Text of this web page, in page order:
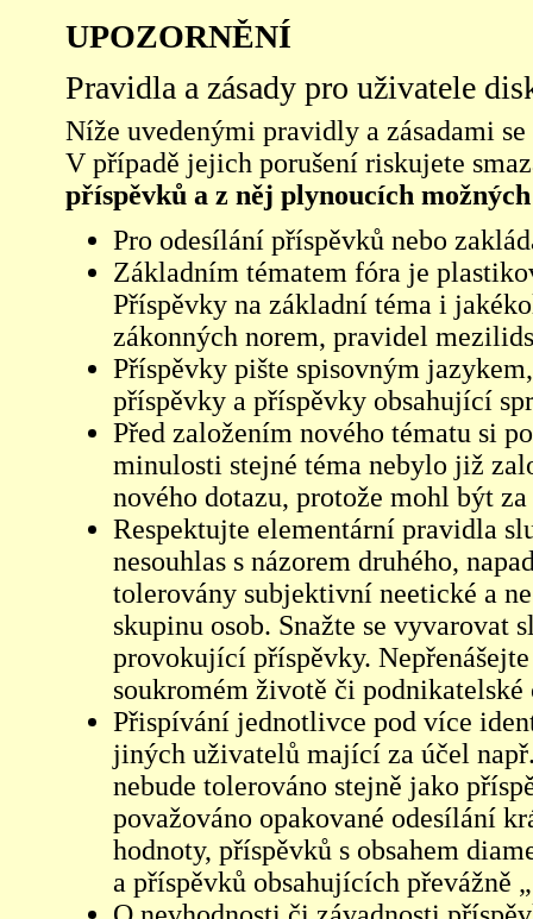
UPOZORNĚNÍ
Pravidla a zásady pro uživatele
Níže uvedenými pravidly a zásadami
V případě jejich porušení riskujete
příspěvků a z něj plynoucích
Pro odesílání příspěvků nebo
Základním tématem fóra je
Příspěvky na základní téma i
zákonných norem, pravidel
Příspěvky pište spisovným
příspěvky a příspěvky obsahující
Před založením nového tématu si
minulosti stejné téma nebylo již
nového dotazu, protože mohl být
Respektujte elementární pravidla
nesouhlas s názorem druhého,
tolerovány subjektivní neetické a
skupinu osob. Snažte se vyvarovat
provokující příspěvky.
soukromém životě či podnikatelské
Přispívání jednotlivce pod více
jiných uživatelů mající za účel
nebude tolerováno stejně jako
považováno opakované odesílání
hodnoty, příspěvků s obsahem
a příspěvků obsahujících převážně